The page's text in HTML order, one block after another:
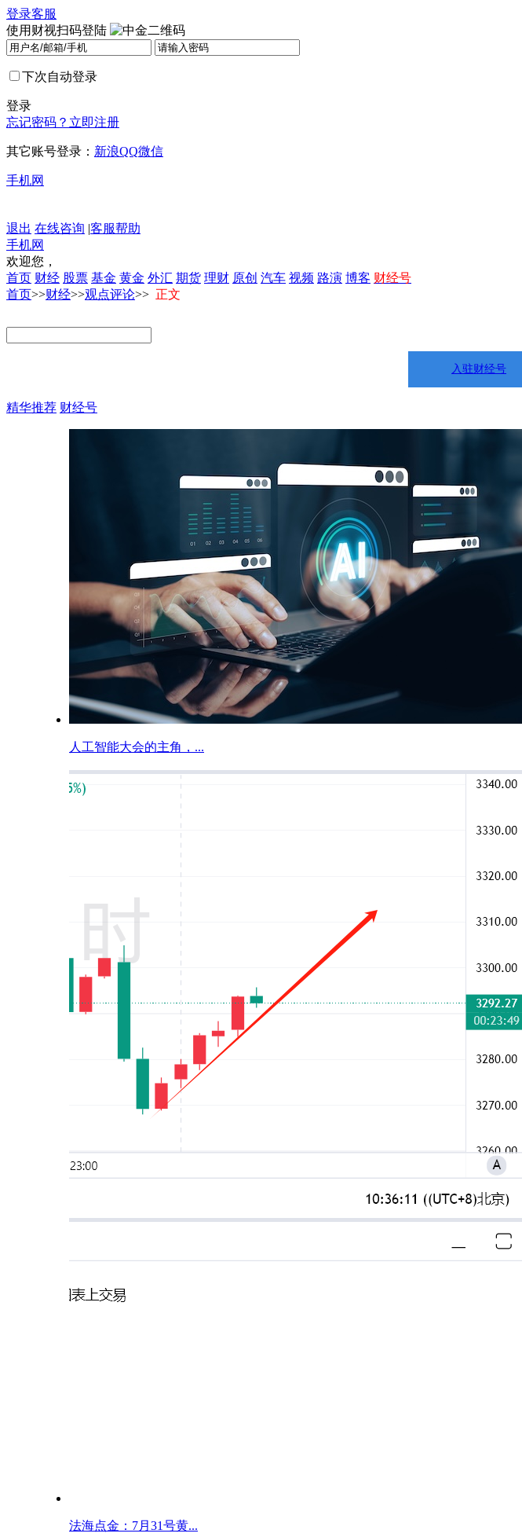
登录客服
使用财视扫码登陆
下次自动登录
登录
忘记密码？ 立即注册
其它账号登录： 新浪QQ微信
手机网
退出 在线咨询 |客服帮助
手机网
欢迎您，
首页 财经 股票 基金 黄金 外汇 期货 理财 原创 汽车 视频 路演 博客 财经号
首页>>财经>>观点评论>> 正文
入驻财经号
精华推荐 财经号
人工智能大会的主角，...
法海点金：7月31号黄...